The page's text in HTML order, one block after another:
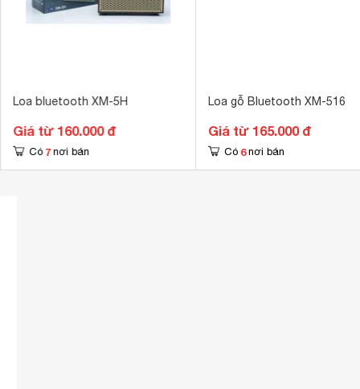
Loa bluetooth XM-5H
Giá từ 160.000 đ
Có 7 nơi bán
Loa gỗ Bluetooth XM-516
Giá từ 165.000 đ
Có 6 nơi bán